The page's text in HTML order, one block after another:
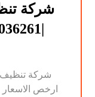
شركة
|0507036261| ارخص الاسعار
ارخص الاسعار